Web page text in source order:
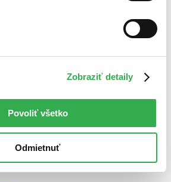
Zobraziť detaily
Povoliť všetko
Odmietnuť
roce života